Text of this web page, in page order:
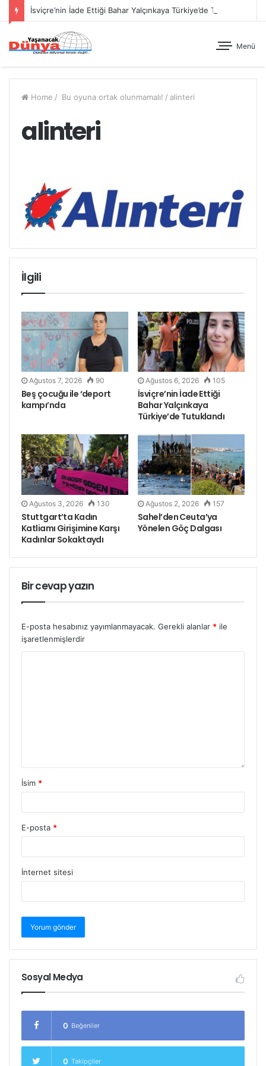
Menü
Home / Bu oyuna ortak olunmamalı! / alinteri
alinteri
İlgili
Ağustos 7, 2026 90
Beş çocuğu ile ‘deport
kampı’nda
Ağustos 6, 2026 105
İsviçre’nin İade Ettiği
Bahar Yalçınkaya
Türkiye’de Tutuklandı
Ağustos 3, 2026 130
Stuttgart’ta Kadın
Katliamı Girişimine Karşı
Kadınlar Sokaktaydı
Ağustos 2, 2026 157
Sahel’den Ceuta’ya
Yönelen Göç Dalgası
Bir cevap yazın
E-posta hesabınız yayımlanmayacak. Gerekli alanlar * ile
işaretlenmişlerdir
İsim *
E-posta *
İnternet sitesi
Sosyal Medya
0 Beğeniler
0 Takipçiler